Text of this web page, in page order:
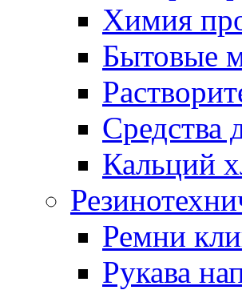
Химия
Бытовые
Средства
Кальций
Ремни
Рукава